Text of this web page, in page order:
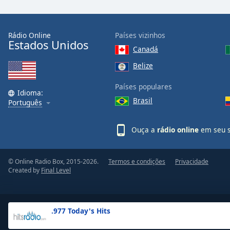
Text
Opacity
Background
.977 Today's Hits
Rádio Online
Estados Unidos
Idioma:
Português
Países vizinhos
Canadá
Belize
Países populares
Brasil
Ouça a rádio online em seu
© Online Radio Box, 2015-2026.
Created by Final Level
Termos e condições Privacidade